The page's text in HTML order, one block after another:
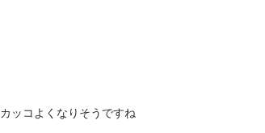
カッコよくなりそうですね